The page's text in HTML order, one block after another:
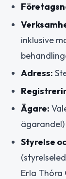
inklusive
Adress:
Ägare:
ägarandel)
Styrelse
Erla Thóra